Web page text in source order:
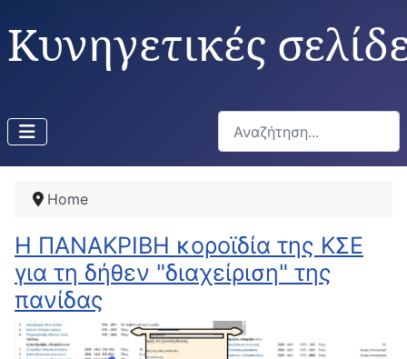
Κυνηγετικές
Αναζήτηση...
Home
Η ΠΑΝΑΚΡΙΒΗ κοροϊδία της ΚΣΕ
για τη δήθεν "διαχείριση" της
πανίδας